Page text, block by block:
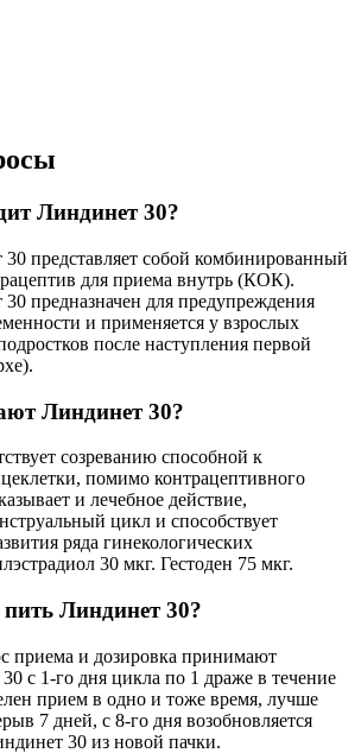
Линдинет 30?
представляет собой комбинированный
для приема внутрь (КОК).
предназначен для предупреждения
и применяется у взрослых
после наступления первой
Линдинет 30?
созреванию способной к
помимо контрацептивного
и лечебное действие,
цикл и способствует
ряда гинекологических
30 мкг. Гестоден 75 мкг.
Линдинет 30?
приема и дозировка принимают
с 1-го дня цикла по 1 драже в течение
прием в одно и тоже время, лучше
7 дней, с 8-го дня возобновляется
30 из новой пачки.